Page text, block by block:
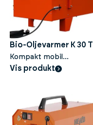
Bio-Oljevarmer K 30 T
Kompakt mobil
oljevarmer for
Vis produkt